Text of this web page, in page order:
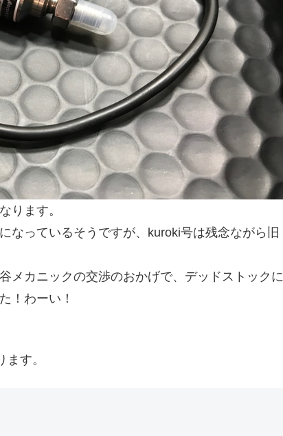
ります。
なっているそうですが、kuroki号は残念ながら旧
メカニックの交渉のおかげで、デッドストックに
！わーい！
す。